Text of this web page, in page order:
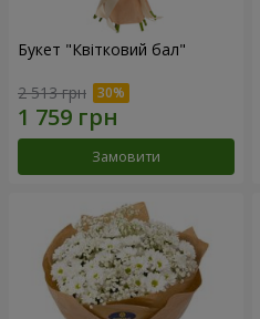
Букет "Квітковий бал"
2 513 грн
Замовити